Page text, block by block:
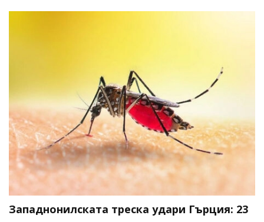
Западнонилската треска удари Гърция: 23